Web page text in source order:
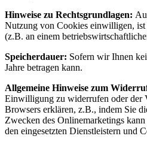
Hinweise zu Rechtsgrundlagen:
Nutzung von Cookies einwilligen, ist
(z.B. an einem
Speicherdauer: Sofern wir Ihnen
Jahre betragen kann.
Allgemeine Hinweise zum
Einwilligung zu widerrufen oder der
Browsers erklären, z.B., indem Sie
Zwecken des Onlinemarketings
den eingesetzten Dienstleistern und